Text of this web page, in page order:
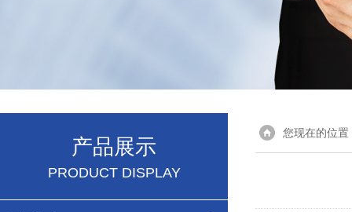
产品展示
PRODUCT DISPLAY
您现在的位置